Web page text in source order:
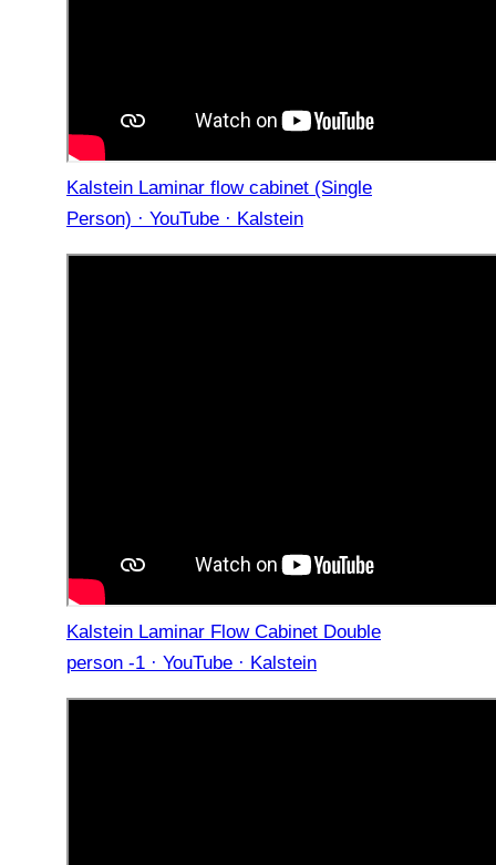
Kalstein Laminar flow cabinet (Single
Person) · YouTube · Kalstein
Kalstein Laminar Flow Cabinet Double
person -1 · YouTube · Kalstein